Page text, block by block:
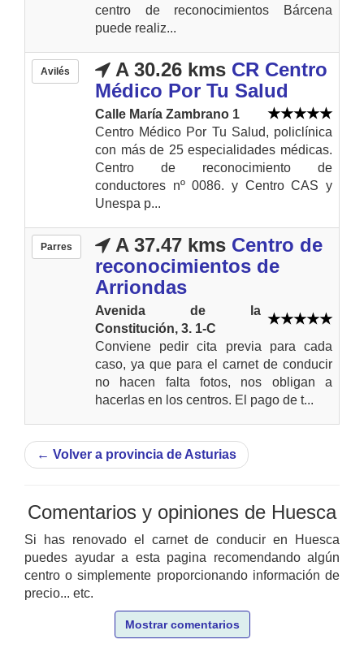
centro de reconocimientos Bárcena
puede realiz...
Avilés A 30.26 kms CR Centro
Médico Por Tu Salud
Calle María Zambrano 1
Centro Médico Por Tu Salud, policlínica
con más de 25 especialidades médicas.
Centro de reconocimiento de
conductores nº 0086. y Centro CAS y
Unespa p...
Parres A 37.47 kms Centro de
reconocimientos de
Arriondas
Avenida de la
Constitución, 3. 1-C
Conviene pedir cita previa para cada
caso, ya que para el carnet de conducir
no hacen falta fotos, nos obligan a
hacerlas en los centros. El pago de t...
← Volver a provincia de Asturias
Comentarios y opiniones de Huesca
Si has renovado el carnet de conducir en Huesca
puedes ayudar a esta pagina recomendando algún
centro o simplemente proporcionando información de
precio... etc.
Mostrar comentarios